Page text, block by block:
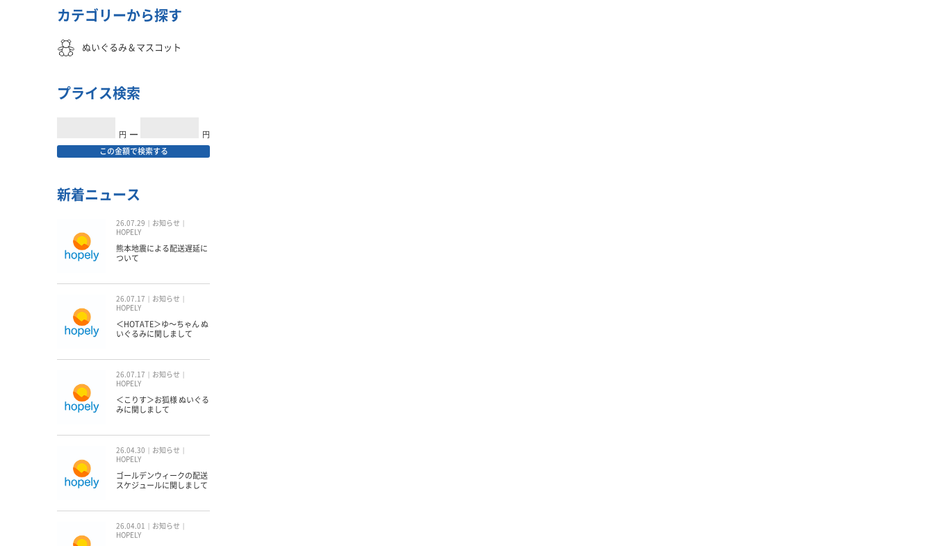
カテゴリーから探す
ぬいぐるみ＆マスコット
プライス検索
円 ━ 円
この金額で検索する
新着ニュース
26.07.29
お知らせ
HOPELY
熊本地震による配送遅延に
ついて
26.07.17
お知らせ
HOPELY
＜HOTATE＞ゆ〜ちゃん ぬ
いぐるみに関しまして
26.07.17
お知らせ
HOPELY
＜こりす＞お狐様 ぬいぐる
みに関しまして
26.04.30
お知らせ
HOPELY
ゴールデンウィークの配送
スケジュールに関しまして
26.04.01
お知らせ
HOPELY